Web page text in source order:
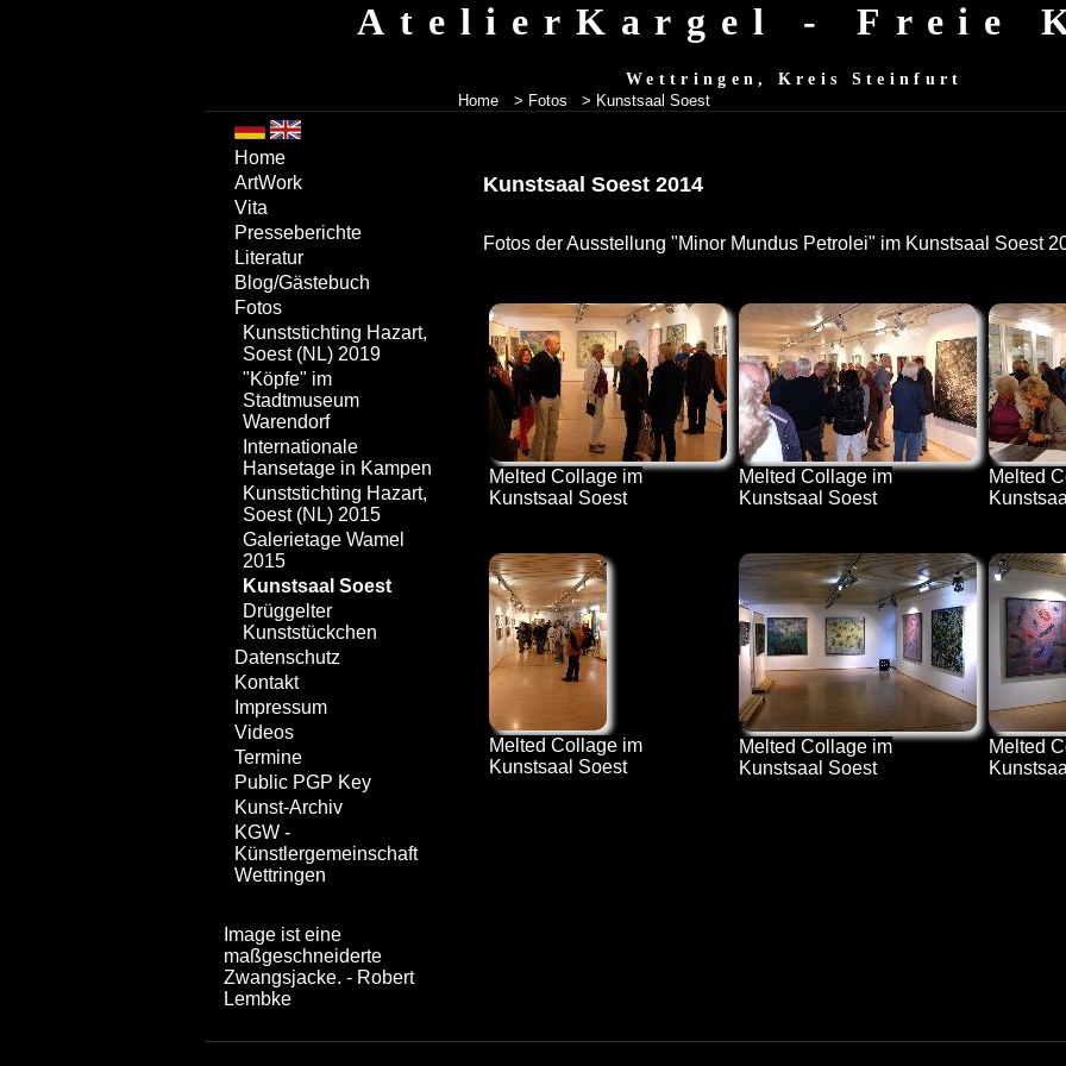
AtelierKargel - Freie
Wettringen, Kreis Steinfurt
Home > Fotos > Kunstsaal Soest
Kunstsaal Soest 2014
Fotos der Ausstellung "Minor Mundus Petrolei" im Kunstsaal Soest
Melted Collage im
Kunstsaal Soest
Melted Collage im
Kunstsaal Soest
Melted
Melted Collage im
Kunstsaal Soest
Melted Collage im
Kunstsaal Soest
Melted
Home
ArtWork
Vita
Presseberichte
Literatur
Blog/Gästebuch
Fotos
Kunststichting Hazart,
Soest (NL) 2019
"Köpfe" im
Stadtmuseum
Warendorf
Internationale
Hansetage in Kampen
Kunststichting Hazart,
Soest (NL) 2015
Galerietage Wamel
2015
Kunstsaal Soest
Drüggelter
Kunststückchen
Datenschutz
Kontakt
Impressum
Videos
Termine
Public PGP Key
Kunst-Archiv
KGW -
Künstlergemeinschaft
Wettringen
Image ist eine
maßgeschneiderte
Zwangsjacke. - Robert
Lembke